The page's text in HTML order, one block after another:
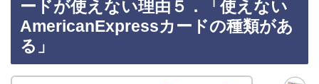
ードが使えない理由５．「使えない
AmericanExpressカードの種類があ
る」